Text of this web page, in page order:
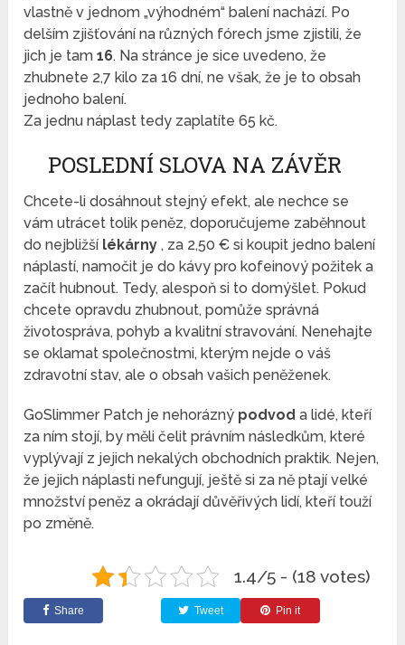
vlastně v jednom „výhodném“ balení nachází. Po
delším zjišťování na různých fórech jsme zjistili, že
jich je tam16. Na stránce je sice uvedeno, že
zhubnete 2,7 kilo za 16 dní, ne však, že je to obsah
jednoho balení.
Za jednu náplast tedy zaplatíte 65 kč.
POSLEDNÍ SLOVA NA ZÁVĚR
Chcete-li dosáhnout stejný efekt, ale nechce se
vám utrácet tolik peněz, doporučujeme zaběhnout
do nejbližší lékárny , za 2,50 € si koupit jedno balení
náplastí, namočit je do kávy pro kofeinový požitek a
začít hubnout. Tedy, alespoň si to domýšlet. Pokud
chcete opravdu zhubnout, pomůže správná
životospráva, pohyb a kvalitní stravování. Nenehajte
se oklamat společnostmi, kterým nejde o váš
zdravotní stav, ale o obsah vašich peněženek.
GoSlimmer Patch je nehorázný podvoda lidé, kteří
za ním stojí, by měli čelit právním následkům, které
vyplývají z jejich nekalých obchodních praktik. Nejen,
že jejich náplasti nefungují, ještě si za ně ptají velké
množství peněz a okrádají důvěřivých lidí, kteří touží
po změně.
1.4/5 - (18 votes)
Share Tweet Pin it